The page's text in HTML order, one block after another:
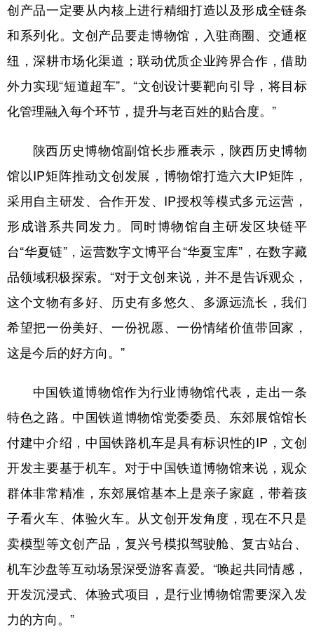
创产品一定要从内核上进行精细打造以及形成全链条
和系列化。文创产品要走博物馆，入驻商圈、交通枢
纽，深耕市场化渠道；联动优质企业跨界合作，借助
外力实现“短道超车”。“文创设计要靶向引导，将目标
化管理融入每个环节，提升与老百姓的贴合度。”
陕西历史博物馆副馆长步雁表示，陕西历史博物
馆以IP矩阵推动文创发展，博物馆打造六大IP矩阵，
采用自主研发、合作开发、IP授权等模式多元运营，
形成谱系共同发力。同时博物馆自主研发区块链平
台“华夏链”，运营数字文博平台“华夏宝库”，在数字藏
品领域积极探索。“对于文创来说，并不是告诉观众，
这个文物有多好、历史有多悠久、多源远流长，我们
希望把一份美好、一份祝愿、一份情绪价值带回家，
这是今后的好方向。”
中国铁道博物馆作为行业博物馆代表，走出一条
特色之路。中国铁道博物馆党委委员、东郊展馆馆长
付建中介绍，中国铁路机车是具有标识性的IP，文创
开发主要基于机车。对于中国铁道博物馆来说，观众
群体非常精准，东郊展馆基本上是亲子家庭，带着孩
子看火车、体验火车。从文创开发角度，现在不只是
卖模型等文创产品，复兴号模拟驾驶舱、复古站台、
机车沙盘等互动场景深受游客喜爱。“唤起共同情感，
开发沉浸式、体验式项目，是行业博物馆需要深入发
力的方向。”